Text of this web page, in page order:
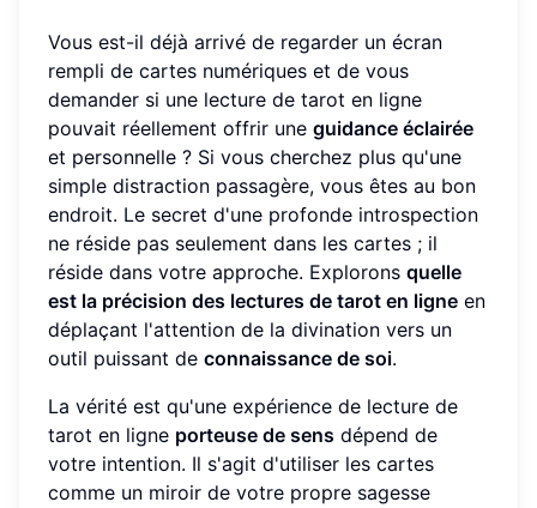
Vous est-il déjà arrivé de regarder un écran
rempli de cartes numériques et de vous
demander si une lecture de tarot en ligne
pouvait réellement offrir une guidance éclairée
et personnelle ? Si vous cherchez plus qu'une
simple distraction passagère, vous êtes au bon
endroit. Le secret d'une profonde introspection
ne réside pas seulement dans les cartes ; il
réside dans votre approche. Explorons quelle
est la précision des lectures de tarot en ligne en
déplaçant l'attention de la divination vers un
outil puissant de connaissance de soi.
La vérité est qu'une expérience de lecture de
tarot en ligne porteuse de sens dépend de
votre intention. Il s'agit d'utiliser les cartes
comme un miroir de votre propre sagesse